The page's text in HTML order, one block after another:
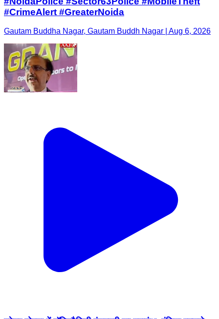
#CrimeAlert #GreaterNoida
Gautam Buddha Nagar, Gautam Buddh Nagar | Aug 6, 2026